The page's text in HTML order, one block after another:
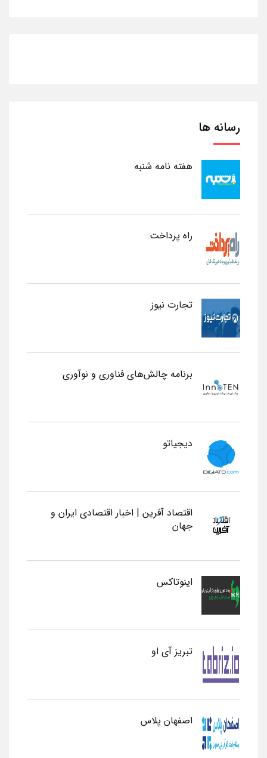
رسانه ها
هفته نامه شنبه
راه پرداخت
تجارت نیوز
برنامه چالش‌های فناوری و نوآوری
دیجیاتو
اقتصاد آفرین | اخبار اقتصادی ایران و
جهان
اینوتاکس
تبریز آی او
اصفهان پلاس